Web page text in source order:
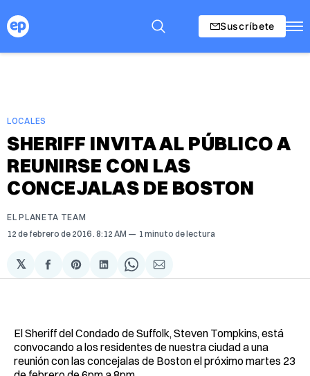
Suscríbete
LOCALES
SHERIFF INVITA AL PÚBLICO A
REUNIRSE CON LAS
CONCEJALAS DE BOSTON
EL PLANETA TEAM
12 de febrero de 2016 . 8:12 AM 1 minuto de lectura
𝕏
Compartir
en
Share
on
Compartir
en
Share
on
Compartir
via
El Sheriff del Condado de Suffolk, Steven Tompkins, está
convocando a los residentes de nuestra ciudad a una
reunión con las concejalas de Boston el próximo martes 23